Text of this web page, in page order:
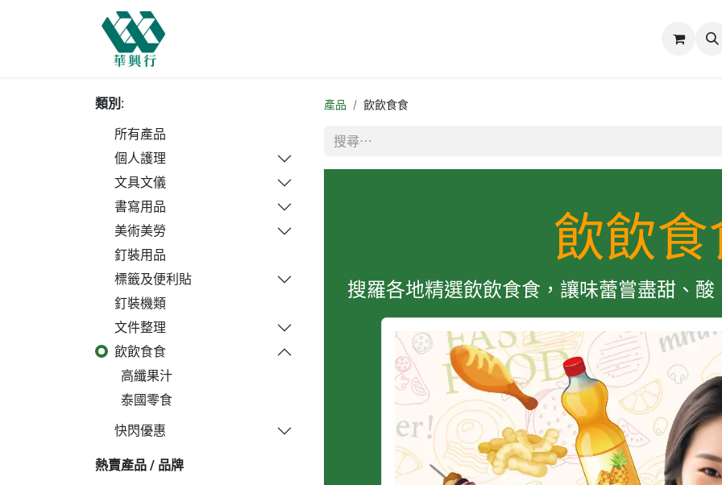
類別:
所有產品
個人護理
文具文儀
書寫用品
美術美勞
釘裝用品
標籤及便利貼
釘裝機類
文件整理
飲飲食食
高纖果汁
泰國零食
快閃優惠
熱賣產品 / 品牌
產品 飲飲食食
飲飲食
搜羅各地精選飲飲食食，讓味蕾嘗盡甜、